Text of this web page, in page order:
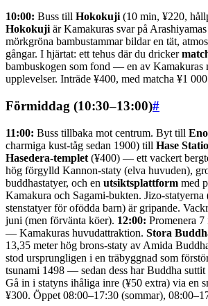
10:00: Buss till Hokokuji (10 min, ¥220,
Hokokuji är Kamakuras svar på
mörkgröna bambustammar bildar en tät,
gångar. I hjärtat: ett tehus där du dricker
bambuskogen som fond — en av Kamakuras
upplevelser. Inträde ¥400, med matcha ¥1
Förmiddag (10:30–13:00)#
11:00: Buss tillbaka mot centrum. Byt till
charmiga kust-tåg sedan 1900) till Hase
Hasedera-templet (¥400) — ett vackert
hög förgylld Kannon-staty (elva huvuden),
buddhastatyer, och en utsiktsplattform med
Kamakura och Sagami-bukten. Jizo-statyerna
stenstatyer för ofödda barn) är gripande.
juni (men förvänta köer). 12:00: Promenera
— Kamakuras huvudattraktion. Stora
13,35 meter hög brons-staty av Amida
stod ursprungligen i en träbyggnad som
tsunami 1498 — sedan dess har Buddha
Gå in i statyns ihåliga inre (¥50 extra) via en
¥300. Öppet 08:00–17:30 (sommar),